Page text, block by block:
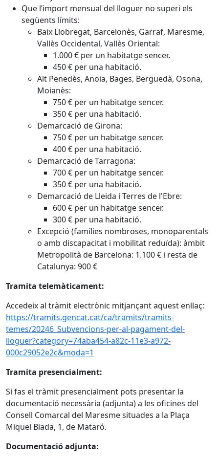
Que l’import mensual del lloguer no superi els
següents límits:
Baix Llobregat, Barcelonès, Garraf, Maresme,
Vallès Occidental, Vallès Oriental:
1.000 € per un habitatge sencer.
450 € per una habitació.
Alt Penedès, Anoia, Bages, Berguedà, Osona,
Moianès:
750 € per un habitatge sencer.
350 € per una habitació.
Demarcació de Girona:
750 € per un habitatge sencer.
400 € per una habitació.
Demarcació de Tarragona:
700 € per un habitatge sencer.
350 € per una habitació.
Demarcació de Lleida i Terres de l'Ebre:
600 € per un habitatge sencer.
300 € per una habitació.
Excepció (famílies nombroses, monoparentals
o amb discapacitat i mobilitat reduïda): àmbit
Metropolità de Barcelona: 1.100 € i resta de
Catalunya: 900 €
Tramita telemàticament:
Accedeix al tràmit electrònic mitjançant aquest enllaç:
https://tramits.gencat.cat/ca/tramits/tramits-
temes/20246_Subvencions-per-al-pagament-del-
lloguer?category=74aba454-a82c-11e3-a972-
000c29052e2c&moda=1
Tramita presencialment:
Si fas el tràmit presencialment pots presentar la
documentació necessària (adjunta) a les oficines del
Consell Comarcal del Maresme situades a la Plaça
Miquel Biada, 1, de Mataró.
Documentació adjunta: